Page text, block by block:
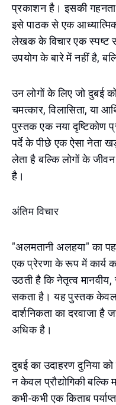
प्रकाशन है। इसकी
इसे पाठक से एक
लेखक के विचार एक स्पष्ट
उपयोग के बारे में नहीं है,
उन लोगों के लिए जो दुबई
चमत्कार, विलासिता, या
पुस्तक एक नया दृष्टिकोण
पर्दे के पीछे एक ऐसा नेता
लेता है बल्कि लोगों के
है।
अंतिम विचार
"अलमतानी अलहया" का
एक प्रेरणा के रूप में कार्य
उठती है कि नेतृत्व
सकता है। यह पुस्तक केवल
दार्शनिकता का दरवाजा है
अधिक है।
दुबई का उदाहरण दुनिया
न केवल प्रौद्योगिकी बल्कि
कभी-कभी एक किताब